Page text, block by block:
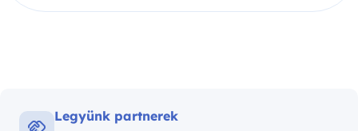
Legyünk partnerek